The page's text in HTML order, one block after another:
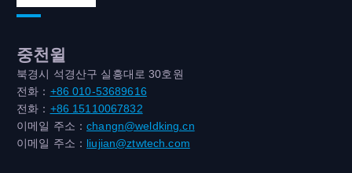
중천윌
북경시 석경산구 실흥대로 30호원
전화： +86 010-53689616
전화： +86 15110067832
이메일 주소：changn@weldking.cn
이메일 주소： liujian@ztwtech.com